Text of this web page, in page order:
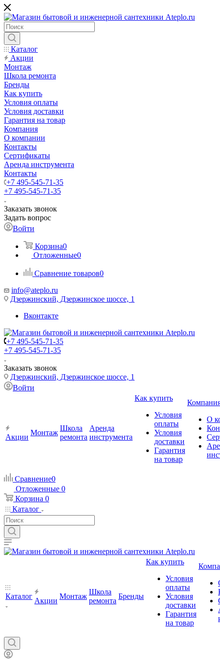
Каталог
Акции
Монтаж
Школа ремонта
Бренды
Как купить
Условия оплаты
Условия доставки
Гарантия на товар
Компания
О компании
Контакты
Сертификаты
Аренда инструмента
Контакты
+7 495-545-71-35
+7 495-545-71-35
Заказать звонок
Задать вопрос
Войти
Корзина0
Отложенные0
Сравнение товаров0
info@ateplo.ru
Дзержинский, Дзержинское шоссе, 1
Вконтакте
+7 495-545-71-35
+7 495-545-71-35
Заказать звонок
Дзержинский, Дзержинское шоссе, 1
Войти
Акции
Монтаж
Школа
ремонта
Аренда
инструмента
Как купить
Условия
оплаты
Условия
доставки
Гарантия
на товар
О
Сравнение0
Отложенные 0
Корзина 0
Каталог
Каталог
Акции
Монтаж
Школа
ремонта
Бренды
Как купить
Условия
оплаты
Условия
доставки
Гарантия
на товар